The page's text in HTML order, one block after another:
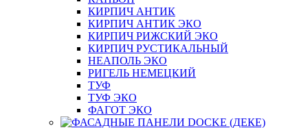
КИРПИЧ АНТИК
КИРПИЧ АНТИК ЭКО
КИРПИЧ РИЖСКИЙ ЭКО
КИРПИЧ РУСТИКАЛЬНЫЙ
НЕАПОЛЬ ЭКО
РИГЕЛЬ НЕМЕЦКИЙ
ТУФ
ТУФ ЭКО
ФАГОТ ЭКО